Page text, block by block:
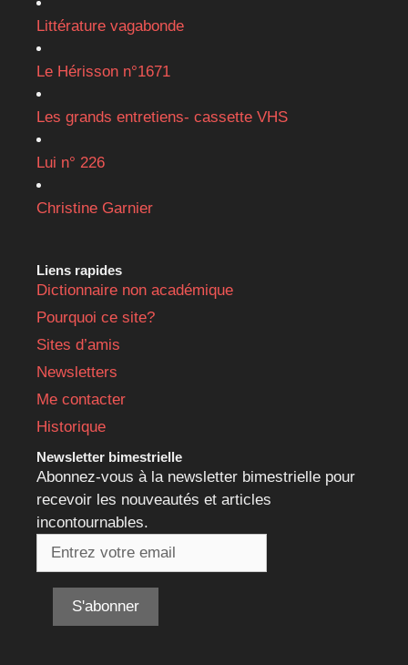
Littérature vagabonde
Le Hérisson n°1671
Les grands entretiens- cassette VHS
Lui n° 226
Christine Garnier
Liens rapides
Dictionnaire non académique
Pourquoi ce site?
Sites d’amis
Newsletters
Me contacter
Historique
Newsletter bimestrielle
Abonnez-vous à la newsletter bimestrielle pour
recevoir les nouveautés et articles
incontournables.